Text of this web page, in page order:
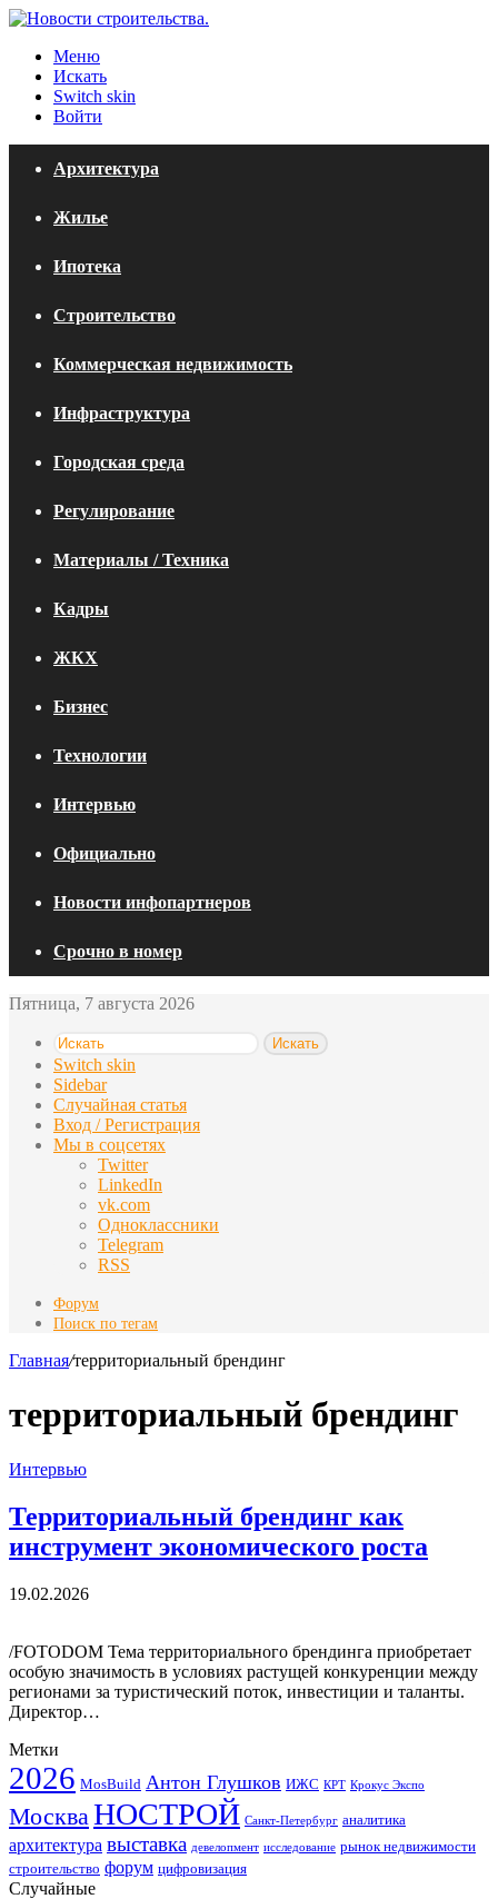
Меню
Искать
Switch skin
Войти
Архитектура
Жилье
Ипотека
Строительство
Коммерческая недвижимость
Инфраструктура
Городская среда
Регулирование
Материалы / Техника
Кадры
ЖКХ
Бизнес
Технологии
Интервью
Официально
Новости инфопартнеров
Срочно в номер
Пятница, 7 августа 2026
Искать
Switch skin
Sidebar
Случайная статья
Вход / Регистрация
Мы в соцсетях
Twitter
LinkedIn
vk.com
Одноклассники
Telegram
RSS
Форум
Поиск по тегам
Главная/территориальный брендинг
территориальный брендинг
Интервью
Территориальный брендинг как
инструмент экономического роста
19.02.2026
/FOTODOM Тема территориального брендинга приобретает
особую значимость в условиях растущей конкуренции между
регионами за туристический поток, инвестиции и таланты.
Директор…
Метки
2026 MosBuild Антон Глушков ИЖС КРТ Крокус Экспо
Москва НОСТРОЙ Санкт-Петербург аналитика
архитектура выставка девелопмент исследование рынок недвижимости
строительство форум цифровизация
Случайные